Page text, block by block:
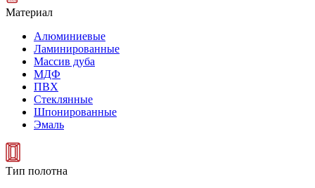
Материал
Алюминиевые
Ламинированные
Массив дуба
МДФ
ПВХ
Стеклянные
Шпонированные
Эмаль
Тип полотна